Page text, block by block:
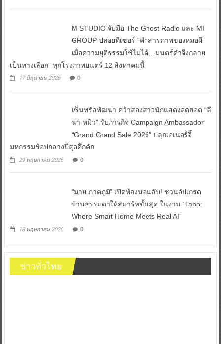
M STUDIO จับมือ The Ghost Radio และ MI
GROUP ปล่อยทีเซอร์ “คำสารภาพของหมอผี”
เมื่อความยุติธรรมใช้ไม่ได้…มนตร์ดำจึงกลาย
เป็นทางเลือก” ทุกโรงภาพยนตร์ 12 สิงหาคมนี้
17 มิถุนายน 2026 0
เซ็นทรัลพัฒนา คว้าสองสาวนักแสดงสุดฮอต “ลี
น่า-หมิว” รับภารกิจ Campaign Ambassador
“Grand Grand Sale 2026” ปลุกเอเนอร์จี้
มหกรรมช้อปกลางปีสุดคึกคัก
29 พฤษภาคม 2026 0
“มาย ภาคภูมิ” เปิดห้องนอนลับ! ชวนอัปเกรด
บ้านธรรมดาให้สมาร์ทขั้นสุด ในงาน “Tapo:
Where Smart Home Meets Real AI”
18 พฤษภาคม 2026 0
ข่าวทั่วไทย